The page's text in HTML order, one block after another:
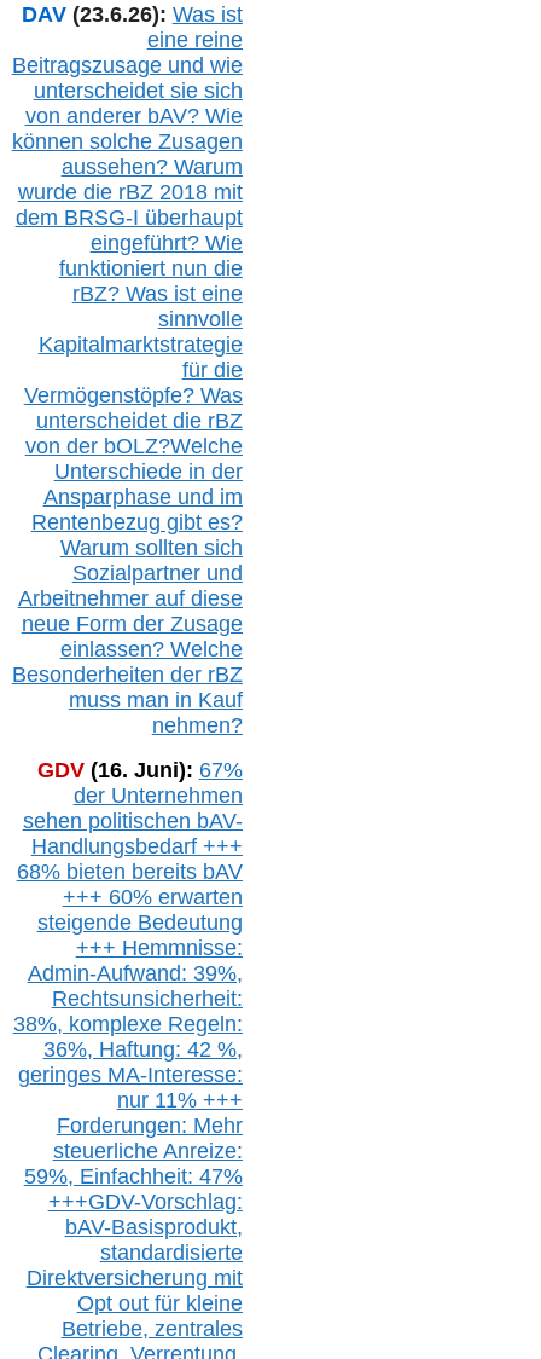
DAV (23.6.26): Was ist
eine reine
Beitragszusage und wie
unterscheidet sie sich
von anderer bAV? Wie
können solche Zusagen
aussehen? Warum
wurde die rBZ2018 mit
dem BRSG-I überhaupt
eingeführt? Wie
funktioniert nun die
rBZ? Was ist eine
sinnvolle
Kapitalmarktstrategie
für die
Vermögenstöpfe? Was
unterscheidet die rBZ
von der bOLZ?Welche
Unterschiede in der
Ansparphase und im
Rentenbezug gibt es?
Warum sollten sich
Sozialpartner und
Arbeitnehmer auf diese
neue Form der Zusage
einlassen? Welche
Besonderheiten der rBZ
muss man in Kauf
nehmen?
GDV (16. Juni): 67%
der Unternehmen
sehen politischen bAV-
Handlungsbedarf +++
68% bieten bereits bAV
+++ 60% erwarten
steigende Bedeutung
+++ Hemmnisse:
Admin-Aufwand: 39%,
Rechtsunsicherheit:
38%, komplexe Regeln:
36%, Haftung: 42 %,
geringes MA-Interesse:
nur 11% +++
Forderungen: Mehr
steuerliche Anreize:
59%, Einfachheit: 47%
+++GDV-Vorschlag:
bAV-Basisprodukt,
standardisierte
Direktversicherung mit
Opt outfür kleine
Betriebe, zentrales
Clearing, Verrentung,